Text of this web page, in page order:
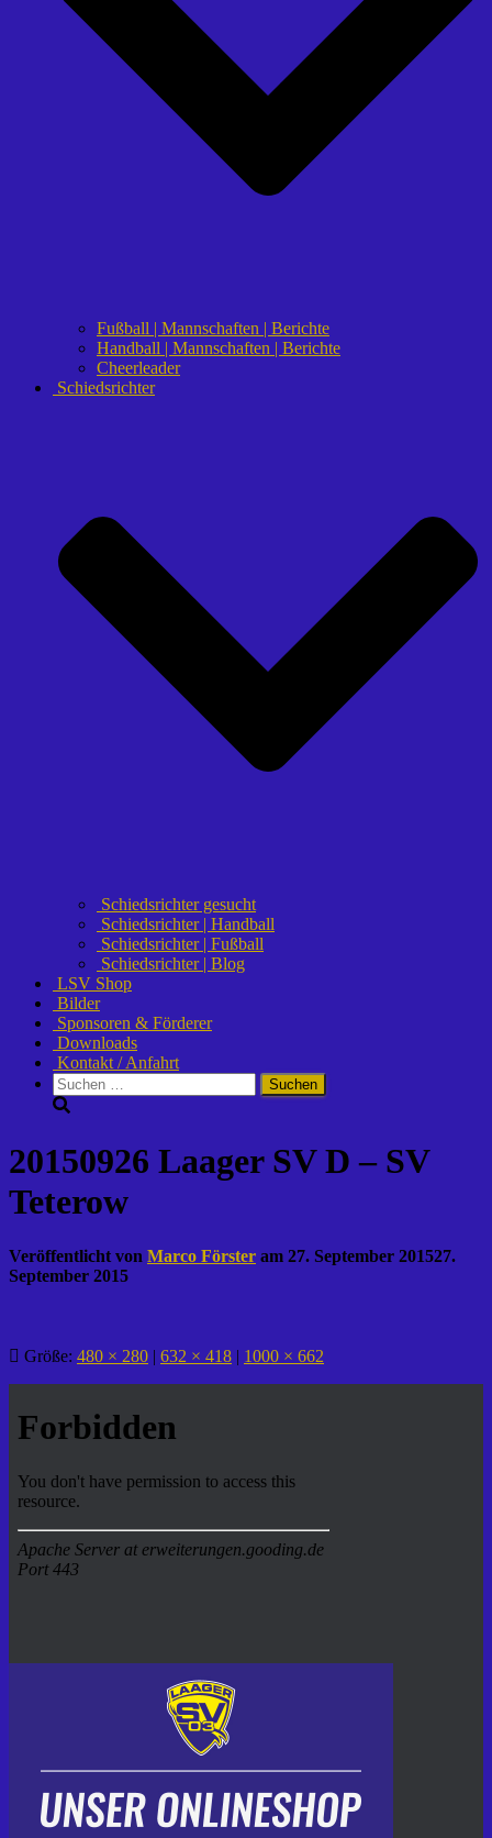
Fußball | Mannschaften | Berichte
Handball | Mannschaften | Berichte
Cheerleader
Schiedsrichter
Schiedsrichter gesucht
Schiedsrichter | Handball
Schiedsrichter | Fußball
Schiedsrichter | Blog
LSV Shop
Bilder
Sponsoren & Förderer
Downloads
Kontakt / Anfahrt
Suchen
nach:
20150926 Laager SV D – SV
Teterow
Veröffentlicht von Marco Förster am 27. September 201527.
September 2015
Größe: 480 × 280 | 632 × 418 | 1000 × 662